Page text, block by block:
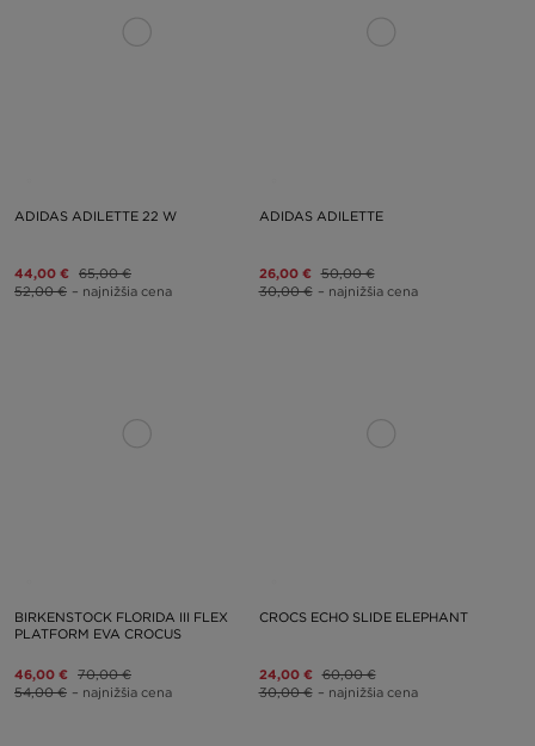
ADIDAS ADILETTE 22 W
44,00 € 65,00 €
52,00 € – najnižšia cena
ADIDAS ADILETTE
26,00 € 50,00 €
30,00 € – najnižšia cena
BIRKENSTOCK FLORIDA III FLEX
PLATFORM EVA CROCUS
46,00 € 70,00 €
54,00 € – najnižšia cena
CROCS ECHO SLIDE ELEPHANT
24,00 € 60,00 €
30,00 € – najnižšia cena